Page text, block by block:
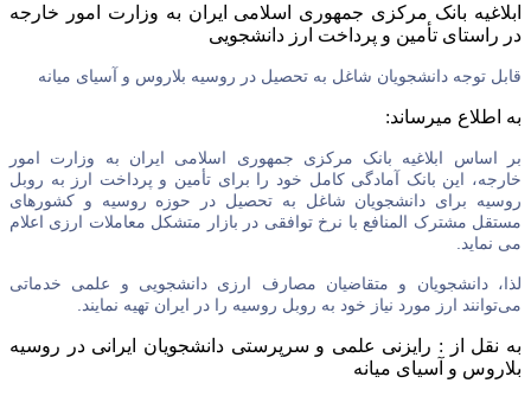
ابلاغیه بانک مرکزی جمهوری اسلامی ایران به وزارت امور خارجه
در راستای تأمین و پرداخت ارز دانشجویی
قابل توجه دانشجویان شاغل به تحصیل در روسیه بلاروس و آسیای میانه
به اطلاع میرساند:
بر اساس ابلاغیه بانک مرکزی جمهوری اسلامی ایران به وزارت امور
خارجه، این بانک آمادگی کامل خود را برای تأمین و پرداخت ارز به روبل
روسیه برای دانشجویان شاغل به تحصیل در حوزه روسیه و کشورهای
مستقل مشترک المنافع با نرخ توافقی در بازار متشکل معاملات ارزی اعلام
می نماید.
لذا، دانشجویان و متقاضیان مصارف ارزی دانشجویی و علمی خدماتی
می‌توانند ارز مورد نیاز خود به روبل روسیه را در ایران تهیه نمایند.
به نقل از : رایزنی علمی و سرپرستی دانشجویان ایرانی در روسیه
بلاروس و آسیای میانه